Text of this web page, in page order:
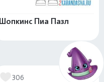
Шопкинс Пиа Пазл
306